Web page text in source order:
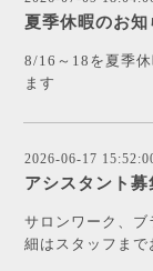
夏季休暇のお知
8/16～18を夏季
ます
2026-06-17
アシスタント
サロンワーク、
細はスタッフま